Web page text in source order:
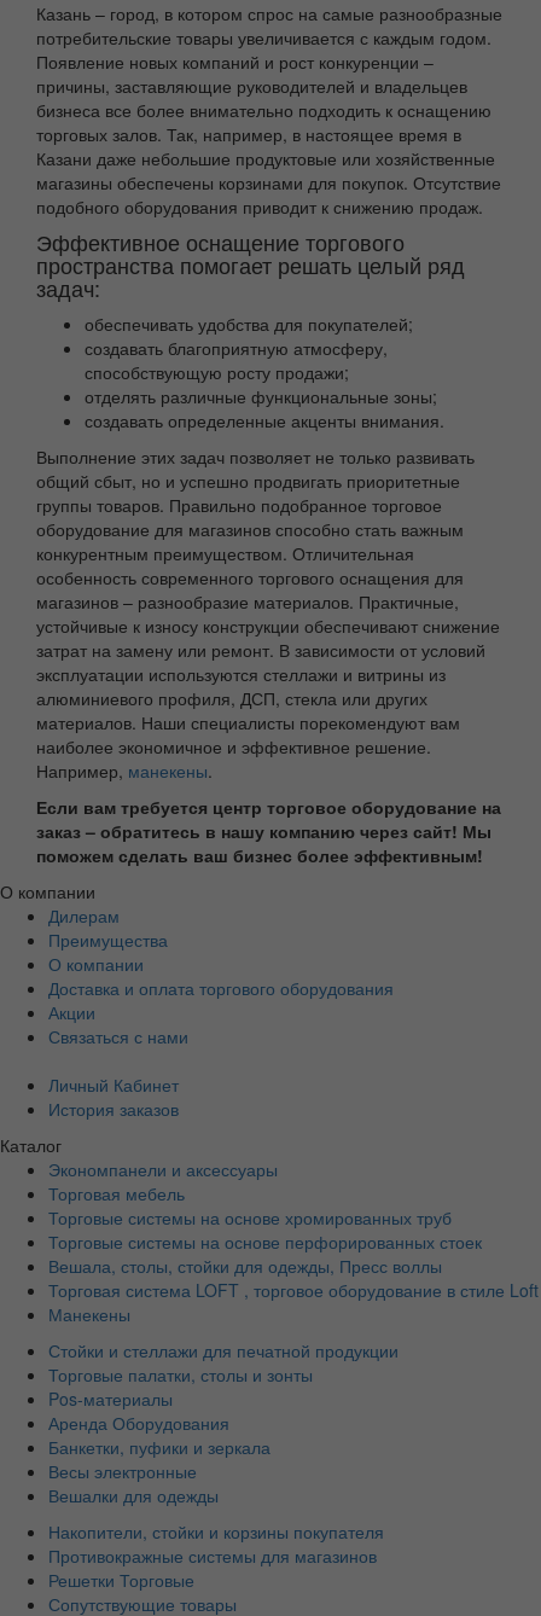
Казань – город, в котором спрос на самые разнообразные
потребительские товары увеличивается с каждым годом.
Появление новых компаний и рост конкуренции –
причины, заставляющие руководителей и владельцев
бизнеса все более внимательно подходить к оснащению
торговых залов. Так, например, в настоящее время в
Казани даже небольшие продуктовые или хозяйственные
магазины обеспечены корзинами для покупок. Отсутствие
подобного оборудования приводит к снижению продаж.
Эффективное оснащение торгового
пространства помогает решать целый ряд
задач:
обеспечивать удобства для покупателей;
создавать благоприятную атмосферу,
способствующую росту продажи;
отделять различные функциональные зоны;
создавать определенные акценты внимания.
Выполнение этих задач позволяет не только развивать
общий сбыт, но и успешно продвигать приоритетные
группы товаров. Правильно подобранное торговое
оборудование для магазинов способно стать важным
конкурентным преимуществом. Отличительная
особенность современного торгового оснащения для
магазинов – разнообразие материалов. Практичные,
устойчивые к износу конструкции обеспечивают снижение
затрат на замену или ремонт. В зависимости от условий
эксплуатации используются стеллажи и витрины из
алюминиевого профиля, ДСП, стекла или других
материалов. Наши специалисты порекомендуют вам
наиболее экономичное и эффективное решение.
Например, манекены.
Если вам требуется центр торговое оборудование на
заказ – обратитесь в нашу компанию через сайт! Мы
поможем сделать ваш бизнес более эффективным!
О компании
Дилерам
Преимущества
О компании
Доставка и оплата торгового оборудования
Акции
Связаться с нами
Личный Кабинет
История заказов
Каталог
Экономпанели и аксессуары
Торговая мебель
Торговые системы на основе хромированных труб
Торговые системы на основе перфорированных стоек
Вешала, столы, стойки для одежды, Пресс воллы
Торговая система LOFT , торговое оборудование в стиле Loft
Манекены
Стойки и стеллажи для печатной продукции
Торговые палатки, столы и зонты
Pos-материалы
Аренда Оборудования
Банкетки, пуфики и зеркала
Весы электронные
Вешалки для одежды
Накопители, стойки и корзины покупателя
Противокражные системы для магазинов
Решетки Торговые
Сопутствующие товары